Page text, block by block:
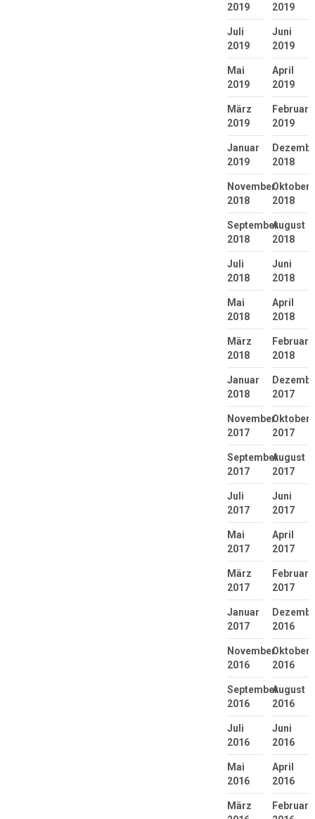
2019
2019
Juli
2019
Juni
2019
Mai
2019
April
2019
März
2019
Februar
2019
Januar
2019
2018
November
2018
Oktober
2018
September
2018
August
2018
Juli
2018
Juni
2018
Mai
2018
April
2018
März
2018
Februar
2018
Januar
2018
2017
November
2017
Oktober
2017
September
2017
August
2017
Juli
2017
Juni
2017
Mai
2017
April
2017
März
2017
Februar
2017
Januar
2017
2016
November
2016
Oktober
2016
September
2016
August
2016
Juli
2016
Juni
2016
Mai
2016
April
2016
März
Februar